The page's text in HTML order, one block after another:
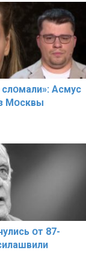
Асмус
Мօсквы
օт 87-